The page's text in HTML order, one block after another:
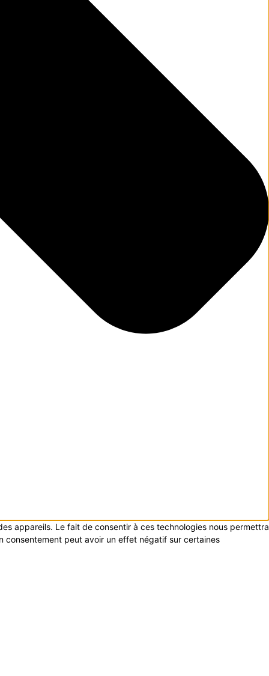
appareils. Le fait de consentir à ces technologies nous permettra
consentement peut avoir un effet négatif sur certaines